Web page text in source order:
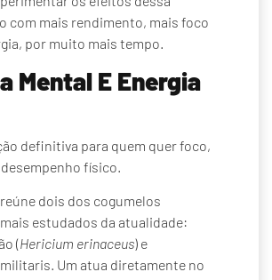
com mais rendimento, mais foco
por muito mais tempo.
Mental E Energia
definitiva para quem quer foco,
físico.
dois dos cogumelos
estudados da atualidade:
(Hericium erinaceus) e
Um atua diretamente no